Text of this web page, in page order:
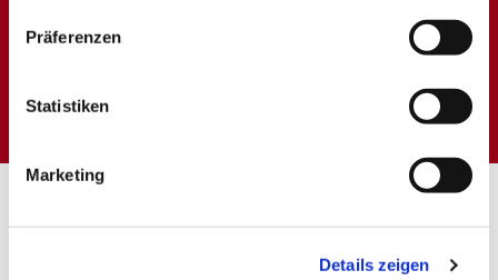
Präferenzen
Statistiken
Marketing
Details zeigen
Dies könnte Sie auch